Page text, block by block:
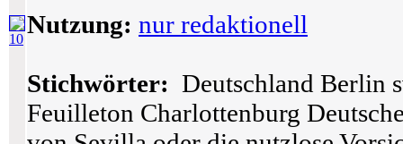
10
Nutzung: nur redaktionell
Stichwörter: Deutschland Berlin
Feuilleton Charlottenburg